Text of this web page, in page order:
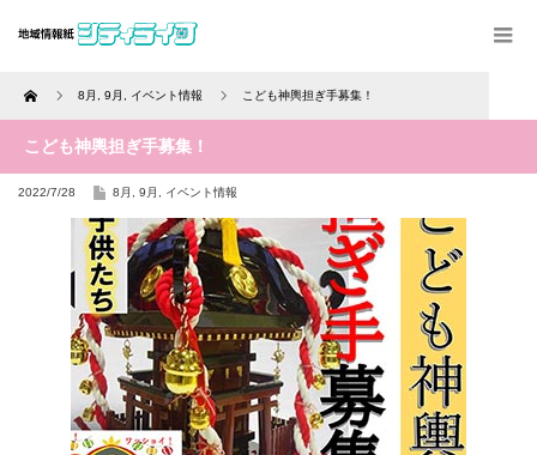
Home 8月 9月 イベント情報 こども神輿担ぎ手募集！
こども神輿担ぎ手募集！
2022/7/28 8月 9月 イベント情報